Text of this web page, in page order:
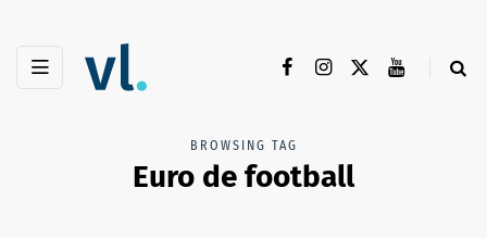
BROWSING TAG
Euro de football